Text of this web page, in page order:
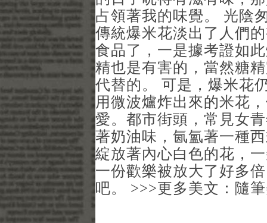
占領著我的味覺。 光陰
傳統爆米花淡出了人們
食品了，一是據考證如
精也是有害的，當然糖
代替的。 可是，爆米花
用微波爐炸出來的米花
愛。都市街頭，常見女
著奶油味，氤氳著一種
綻放著內心白色的花，
一份歡樂被放大了好多
吧。 >>>更多美文：隨